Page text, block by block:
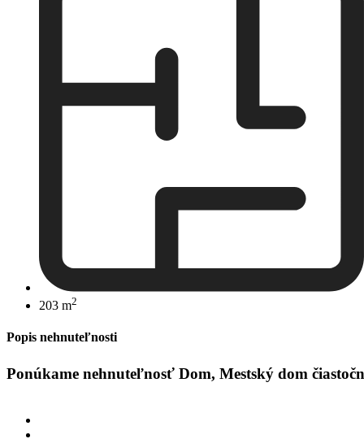
203 m2
Popis nehnuteľnosti
Ponúkame nehnuteľnosť Dom, Mestský dom